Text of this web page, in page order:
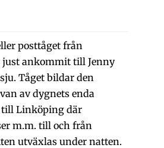
posttåget från
ankommit till Jenny
Tåget bildar den
av dygnets enda
Linköping där
m.m. till och från
utväxlas under natten.